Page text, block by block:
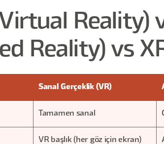
Reality)
Reality) vs
Sanal Gerçeklik (VR)
Tamamen sanal
VR başlık (her göz için ekran)